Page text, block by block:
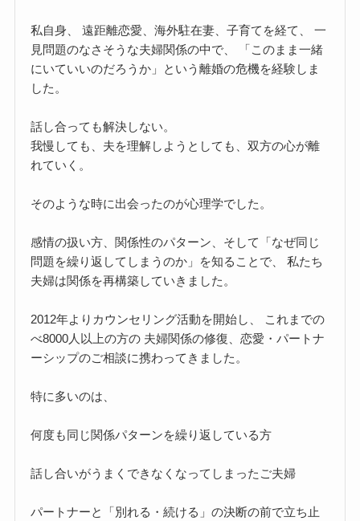
私自身、 遠距離恋愛、海外駐在妻、子育てを経て、 一
見問題のなさそうな夫婦関係の中で、 「このまま一緒
にいていいのだろうか」という離婚の危機を経験しま
した。
話し合っても解決しない。
我慢しても、夫を理解しようとしても、双方の心が離
れていく。
そのような時に出会ったのが心理学でした。
感情の扱い方、関係性のパターン、そして「なぜ同じ
問題を繰り返してしまうのか」を知ることで、 私たち
夫婦は関係を再構築していきました。
2012年よりカウンセリング活動を開始し、 これまでの
べ8000人以上の方の 夫婦関係の修復、恋愛・パートナ
ーシップのご相談に携わってきました。
特に多いのは、
何度も同じ関係パターンを繰り返している方
話し合いがうまくできなくなってしまったご夫婦
パートナーと「別れる・続ける」の決断の前で立ち止